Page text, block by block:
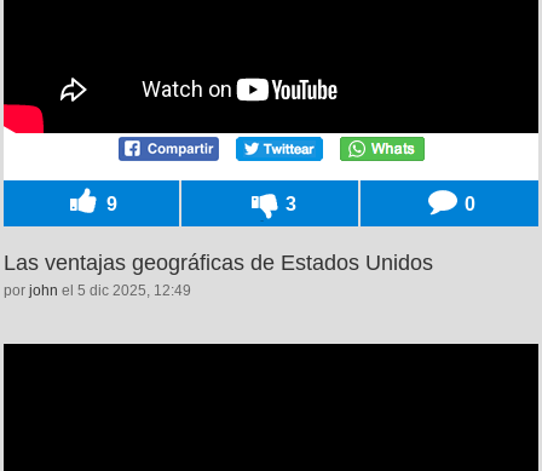
9 3 0
Las ventajas geográficas de Estados Unidos
por john el 5 dic 2025, 12:49